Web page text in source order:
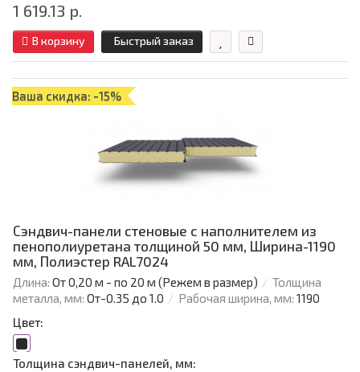
1 619.13 р.
В корзину Быстрый заказ
Ваша скидка: -15%
Сэндвич-панели стеновые с наполнителем из
пенополиуретана толщиной 50 мм, Ширина-1190
мм, Полиэстер RAL7024
Длина: От 0,20 м - по 20 м (Режем в размер)
Толщина
металла, мм: От-0.35 до 1.0 Рабочая ширина, мм: 1190
Цвет:
Толщина сэндвич-панелей, мм: